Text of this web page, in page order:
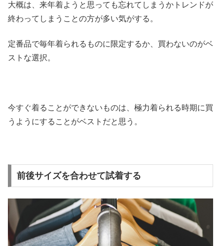
大概は、来年着ようと思っても忘れてしまうかトレンドが
終わってしまうことの方が多い気がする。
定番品で毎年着られるものに限定するか、買わないのがベ
ストな選択。
今すぐ着ることができないものは、極力着られる時期に買
うようにすることがベストだと思う。
前後サイズを合わせて試着する